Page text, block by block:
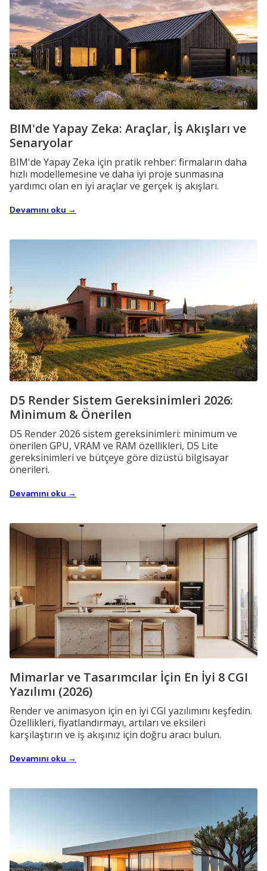
BIM'de Yapay Zeka: Araçlar, İş Akışları ve
Senaryolar
BIM'de Yapay Zeka için pratik rehber: firmaların daha
hızlı modellemesine ve daha iyi proje sunmasına
yardımcı olan en iyi araçlar ve gerçek iş akışları.
Devamını oku →
D5 Render Sistem Gereksinimleri 2026:
Minimum & Önerilen
D5 Render 2026 sistem gereksinimleri: minimum ve
önerilen GPU, VRAM ve RAM özellikleri, D5 Lite
gereksinimleri ve bütçeye göre dizüstü bilgisayar
önerileri.
Devamını oku →
Mimarlar ve Tasarımcılar İçin En İyi 8 CGI
Yazılımı (2026)
Render ve animasyon için en iyi CGI yazılımını keşfedin.
Özellikleri, fiyatlandırmayı, artıları ve eksileri
karşılaştırın ve iş akışınız için doğru aracı bulun.
Devamını oku →